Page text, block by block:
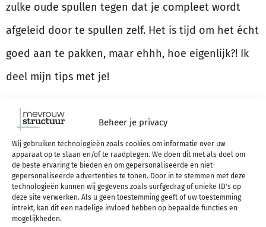
Beheer je privacy
Wij gebruiken technologieën zoals cookies om informatie over uw
apparaat op te slaan en/of te raadplegen. We doen dit met als doel om
de beste ervaring te bieden en om gepersonaliseerde en niet-
gepersonaliseerde advertenties te tonen. Door in te stemmen met deze
technologieën kunnen wij gegevens zoals surfgedrag of unieke ID's op
deze site verwerken. Als u geen toestemming geeft of uw toestemming
intrekt, kan dit een nadelige invloed hebben op bepaalde functies en
mogelijkheden.
zulke oude spullen tegen dat je compleet wordt
afgeleid door te spullen zelf. Het is tijd om het écht
goed aan te pakken, maar ehhh, hoe eigenlijk?! Ik
deel mijn tips met je!
LEES VERDER
Versimpel je leven:
zorg dat je minder